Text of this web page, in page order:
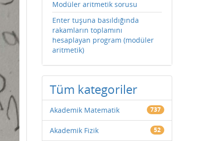
Modüler aritmetik sorusu
Enter tuşuna basıldığında
rakamların toplamını
hesaplayan program (modüler
aritmetik)
Tüm kategoriler
Akademik Matematik 737
Akademik Fizik 52